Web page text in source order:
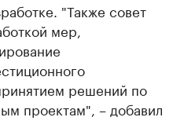
"Также совет
мер,
решений по
проектам", – добавил